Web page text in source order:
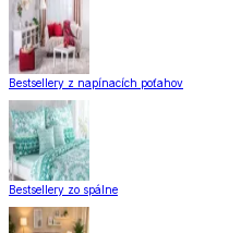
Bestsellery z napínacích poťahov
Bestsellery zo spálne